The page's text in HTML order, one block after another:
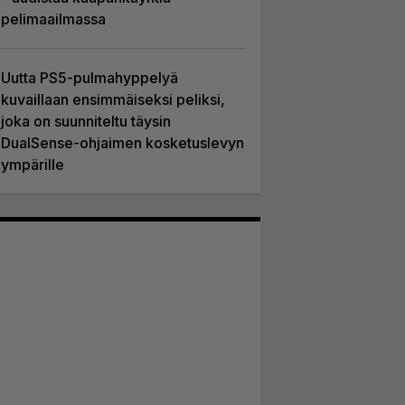
pelimaailmassa
Uutta PS5-pulmahyppelyä
kuvaillaan ensimmäiseksi peliksi,
joka on suunniteltu täysin
DualSense-ohjaimen kosketuslevyn
ympärille